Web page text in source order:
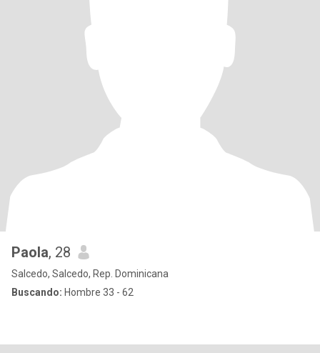
Paola, 28
Salcedo, Salcedo, Rep. Dominicana
Buscando: Hombre 33 - 62